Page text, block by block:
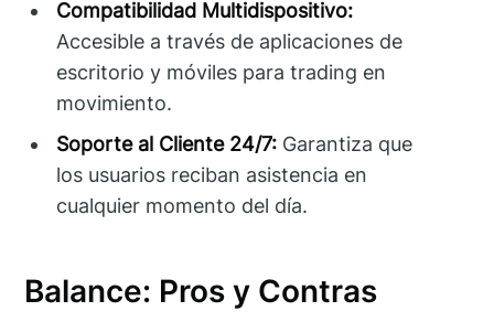
Compatibilidad Multidispositivo:
Accesible a través de aplicaciones de
escritorio y móviles para trading en
movimiento.
Soporte al Cliente 24/7: Garantiza que
los usuarios reciban asistencia en
cualquier momento del día.
Balance: Pros y Contras